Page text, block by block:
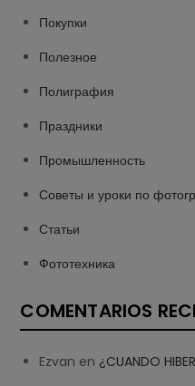
Покупки
Полезное
Полиграфия
Праздники
Промышленность
Советы и уроки по
Статьи
Фототехника
COMENTARIOS
Ezvan en ¿CUANDO